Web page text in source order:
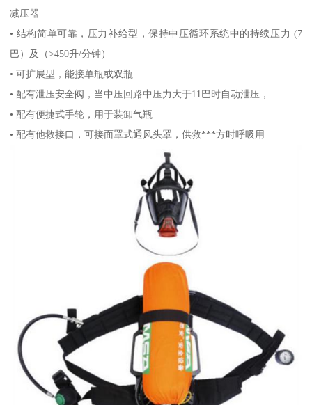
减压器
• 结构简单可靠，压力补给型，保持中压循环系统中的持续压力 (7
巴）及（>450升/分钟）
• 可扩展型，能接单瓶或双瓶
• 配有泄压安全阀，当中压回路中压力大于11巴时自动泄压，
• 配有便捷式手轮，用于装卸气瓶
• 配有他救接口，可接面罩式通风头罩，供救***方时呼吸用